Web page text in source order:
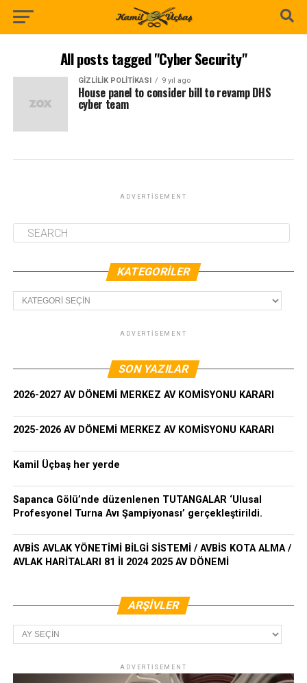
All posts tagged "Cyber Security"
GIZLILIK POLITIKASI 9 yıl ago
House panel to consider bill to revamp DHS
cyber team
ADVERTISEMENT
KATEGORILER
Kategoriler
ADVERTISEMENT
SON YAZILAR
2026-2027 AV DÖNEMİ MERKEZ AV KOMİSYONU KARARI
2025-2026 AV DÖNEMİ MERKEZ AV KOMİSYONU KARARI
Kamil Üçbaş her yerde
Sapanca Gölü’nde düzenlenen TUTANGALAR ‘Ulusal
Profesyonel Turna Avı Şampiyonası’ gerçekleştirildi.
AVBİS AVLAK YÖNETİMİ BİLGİ SİSTEMİ / AVBİS KOTA ALMA /
AVLAK HARİTALARI 81 İl 2024 2025 AV DÖNEMİ
ARŞIVLER
Arşivler
ADVERTISEMENT